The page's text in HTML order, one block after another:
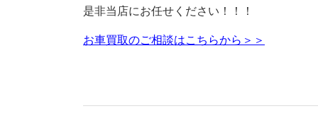
是非当店にお任せください！！！
お車買取のご相談はこちらから＞＞